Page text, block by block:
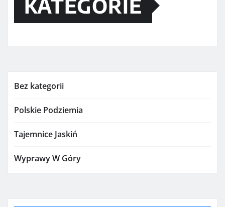
KATEGORIE
Bez kategorii
Polskie Podziemia
Tajemnice Jaskiń
Wyprawy W Góry